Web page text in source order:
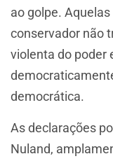
ao golpe.
conservador não
violenta do poder
democrática.
As declarações
Nuland,